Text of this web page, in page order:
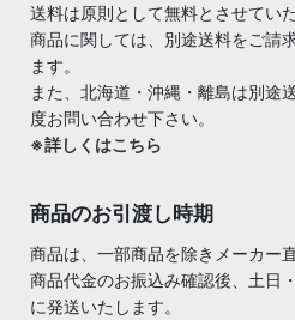
送料は原則として無料とさせてい
商品に関しては、別途送料をご請
ます。
また、北海道・沖縄・離島は別途
度お問い合わせ下さい。
※詳しくはこちら
商品のお引渡し時期
商品は、一部商品を除きメーカー
商品代金のお振込み確認後、土日
に発送いたします。